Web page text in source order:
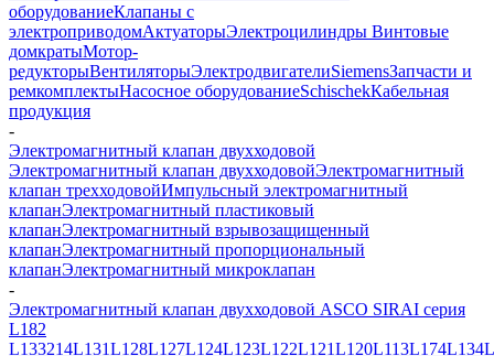
оборудованиеКлапаны с
электроприводомАктуаторыЭлектроцилиндры Винтовые
домкратыМотор-
редукторыВентиляторыЭлектродвигателиSiemensЗапчасти и
ремкомплектыНасосное оборудованиеSchischekКабельная
продукция
-
Электромагнитный клапан двухходовой
Электромагнитный клапан двухходовойЭлектромагнитный
клапан трехходовойИмпульсный электромагнитный
клапанЭлектромагнитный пластиковый
клапанЭлектромагнитный взрывозащищенный
клапанЭлектромагнитный пропорциональный
клапанЭлектромагнитный микроклапан
-
Электромагнитный клапан двухходовой ASCO SIRAI серия
L182
L133214L131L128L127L124L123L122L121L120L113L174L134